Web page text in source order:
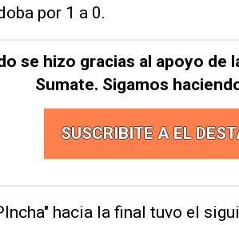
por 1 a 0.
se hizo gracias al apoyo de
Sumate. Sigamos
SUSCRIBITE A EL
hacia la final tuvo el